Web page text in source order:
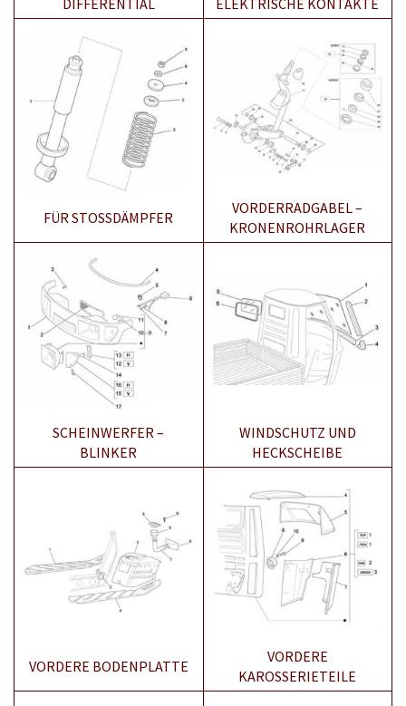
FÜR STOSSDÄMPFER
VORDERRADGABEL –
KRONENROHRLAGER
SCHEINWERFER –
BLINKER
WINDSCHUTZ UND
HECKSCHEIBE
VORDERE BODENPLATTE
VORDERE
KAROSSERIETEILE